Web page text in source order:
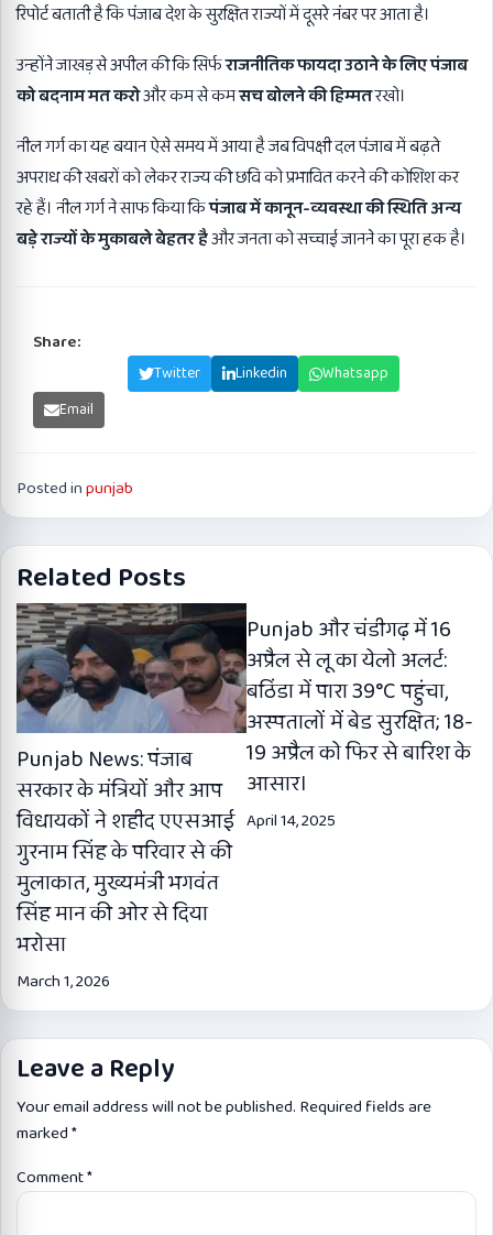
रिपोर्ट बताती है कि पंजाब देश के सुरक्षित राज्यों में दूसरे नंबर पर आता है।
उन्होंने जाखड़ से अपील की कि सिर्फराजनीतिक फायदा उठाने के लिए पंजाब
को बदनाम मत करोऔर कम से कमसच बोलने की हिम्मतरखो।
नील गर्ग का यह बयान ऐसे समय में आया है जब विपक्षी दल पंजाब में बढ़ते
अपराध की खबरों को लेकर राज्य की छवि को प्रभावित करने की कोशिश कर
रहे हैं। नील गर्ग ने साफ किया किपंजाब में कानून-व्यवस्था की स्थिति अन्य
बड़े राज्यों के मुकाबले बेहतर हैऔर जनता को सच्चाई जानने का पूरा हक है।
Share:
Twitter Linkedin
Whatsapp
Email
Posted inpunjab
Related Posts
Punjab News: पंजाब
सरकार के मंत्रियों और आप
विधायकों ने शहीद एएसआई
गुरनाम सिंह के परिवार से की
मुलाकात, मुख्यमंत्री भगवंत
सिंह मान की ओर से दिया
भरोसा
March 1, 2026
Punjab और चंडीगढ़ में 16
अप्रैल से लू का येलो अलर्ट:
बठिंडा में पारा 39°C पहुंचा,
अस्पतालों में बेड सुरक्षित; 18-
19 अप्रैल को फिर से बारिश के
आसार।
April 14, 2025
Leave a Reply
Your email address will not be published. Required fields are
marked*
Comment*